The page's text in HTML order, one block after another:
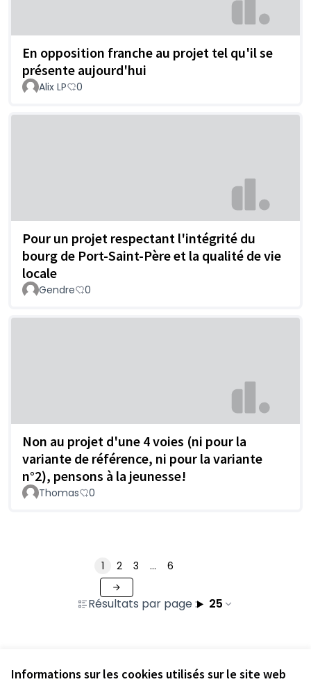
Informations sur les cookies utilisés sur le site web
En opposition franche au projet tel qu'il se
présente aujourd'hui
Alix LP 0
Pour un projet respectant l'intégrité du
bourg de Port-Saint-Père et la qualité de vie
locale
Gendre 0
Non au projet d'une 4 voies (ni pour la
variante de référence, ni pour la variante
n°2), pensons à la jeunesse!
Thomas 0
Résultats par page : 25
1 2 3 … 6